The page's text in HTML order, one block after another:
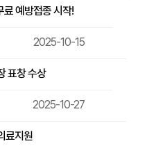
예방접종 시작!
2025-10-15
표창 수상
2025-10-27
료지원